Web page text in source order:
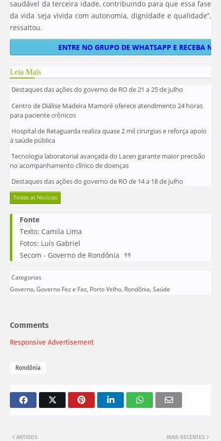
saudável da terceira idade, contribuindo para que essa fase
da vida seja vivida com autonomia, dignidade e qualidade”,
ressaltou.
ENTRE NO GRUPO DE WHATSAPP E RECEBA
Leia Mais
Destaques das ações do governo de RO de 21 a 25 de julho
Centro de Diálise Madeira Mamoré oferece atendimento 24 horas
para paciente crônicos
Hospital de Retaguarda realiza quase 2 mil cirurgias e reforça apoio
à saúde pública
Tecnologia laboratorial avançada do Lacen garante maior precisão
no acompanhamento clínico de doenças
Destaques das ações do governo de RO de 14 a 18 de julho
Todas as Notícias
Fonte
Texto: Camila Lima
Fotos: Luís Gabriel
Secom - Governo de Rondônia
Categorias
Governo Governo Fez e Faz Porto Velho Rondônia Saúde
Comments
Responsive Advertisement
Rondônia
MAIS RECENTES
ANTIGOS